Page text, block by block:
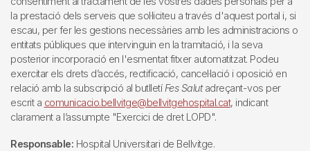
la prestació dels serveis que sol·liciteu a través d'aquest portal i, si
escau, per fer les gestions necessàries amb les administracions o
entitats públiques que intervinguin en la tramitació, i la seva
posterior incorporació en l'esmentat fitxer automatitzat. Podeu
exercitar els drets d’accés, rectificació, cancel·lació i oposició en
relació amb la subscripció al butlletí Fes Salutadreçant-vos per
escrit a comunicacio.bellvitge@bellvitgehospital.cat, indicant
clarament a l’assumpte "Exercici de dret LOPD".
Responsable: Hospital Universitari de Bellvitge.